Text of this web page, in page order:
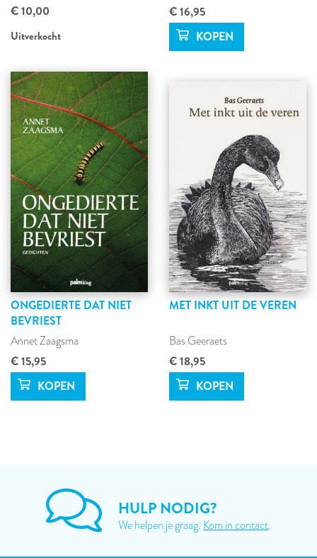
€ 10,00
Uitverkocht
€ 16,95
ONGEDIERTE DAT NIET
BEVRIEST
Annet Zaagsma
€ 15,95
MET INKT UIT DE VEREN
Bas Geeraets
€ 18,95
HULP NODIG?
We helpen je graag. Kom in contact.